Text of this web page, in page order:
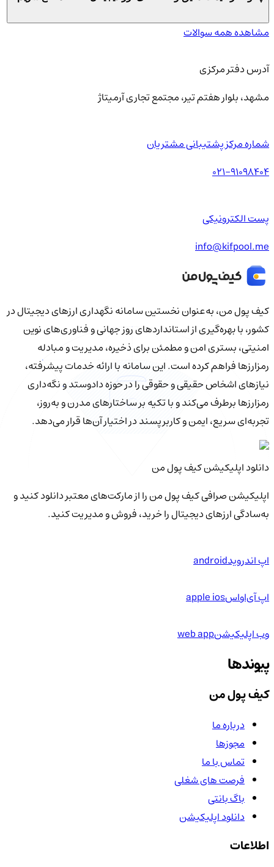
مشاهده همه سوالات
آدرس دفتر مرکزی
مشهد، بلوار هفتم تیر، مجتمع تجاری آرمیتاژ
شماره مرکز پشتیبانی مشتریان
021-91098404
پست الکترونیکی
info@kifpool.me
کیف‌ پول من، به‌عنوان نخستین سامانه نگهداری ارزهای دیجیتال در
کشور، با بهره‌گیری از استانداردهای روز جهانی و فناوری‌های نوین
امنیتی، بستری امن و مطمئن برای ذخیره، مدیریت و مبادله
رمزارزها فراهم کرده است. این سامانه با ارائه خدمات پیشرفته،
نیازهای اشخاص حقیقی و حقوقی را در حوزه دادوستد و نگه‌داری
رمزارزها برطرف می‌کند و با تکیه بر ساختارهای مدرن و به‌روز،
تجربه‌ای سریع، ایمن و کاربرپسند در اختیار آن‌ها قرار می‌دهد.
دانلود اپلیکیشن کیف‌ پول من
اپلیکیشن صرافی کیف پول من را از مارکت‌های معتبر دانلود کنید و
به‌سادگی ارزهای دیجیتال را خرید، فروش و مدیریت کنید.
اپ اندرویدandroid
اپ آی‌او‌اسapple ios
وب اپلیکیشنweb app
پیوندها
کیف پول من
درباره ما
مجوزها
تماس با ما
فرصت های شغلی
باگ بانتی
دانلود اپلیکیشن
اطلاعات